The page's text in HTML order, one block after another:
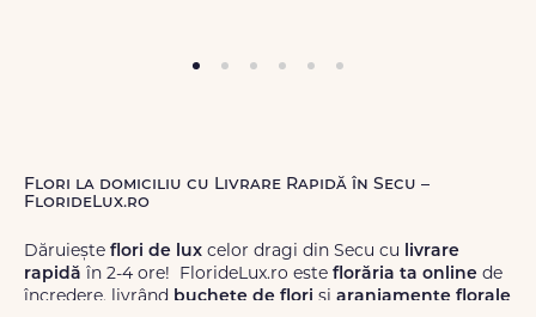
Flori la domiciliu cu Livrare Rapidă în Secu –
FlorideLux.ro
Dăruiește flori de lux celor dragi din Secu cu livrare
rapidă în 2-4 ore! FlorideLux.ro este florăria ta online de
încredere, livrând buchete de flori și aranjamente florale